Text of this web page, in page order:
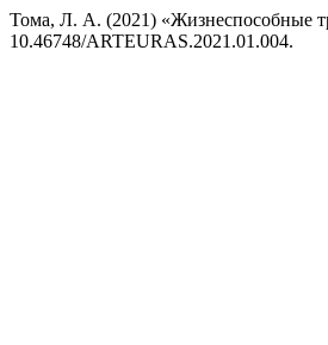
Тома, Л. А. (2021) «Жизнеспособные
10.46748/ARTEURAS.2021.01.004.